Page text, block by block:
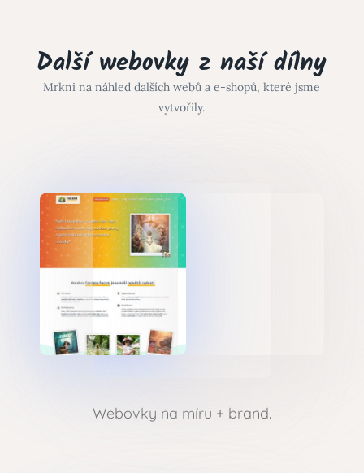
Další webovky z naší dílny
Mrkni na náhled dalších webů a e-shopů, které jsme
vytvořily.
Webovky na míru + brand.